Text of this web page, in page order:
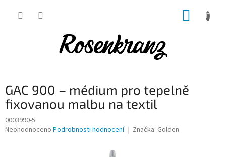
GAC 900 – médium pro tepelně
fixovanou malbu na textil
0003990-5
Průměrné
Neohodnoceno Podrobnosti hodnocení Značka: Golden